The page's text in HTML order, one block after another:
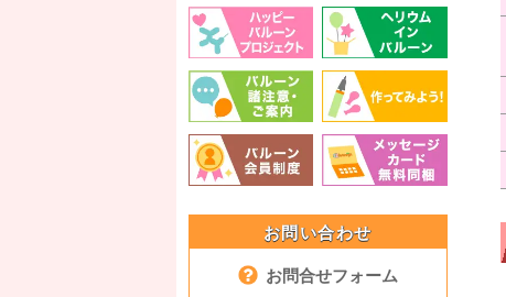
お問い合わせ
お問合せフォーム